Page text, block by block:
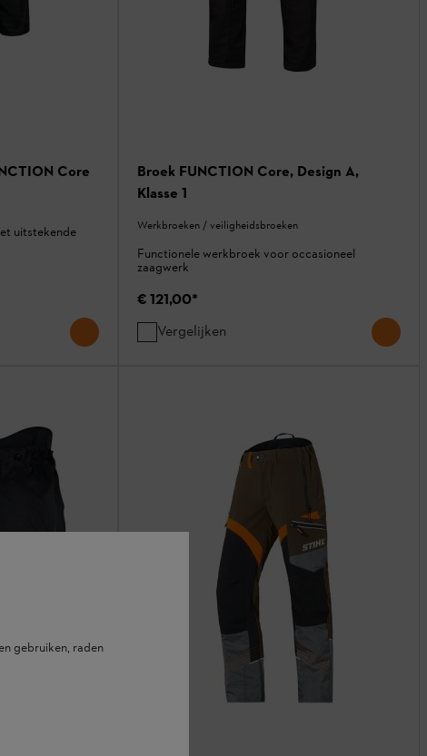
Core
uitstekende
Broek FUNCTION Core, Design A,
Klasse 1
Werkbroeken / veiligheidsbroeken
Functionele werkbroek voor occasioneel
zaagwerk
€ 121,00*
Vergelijken
gebruiken, raden